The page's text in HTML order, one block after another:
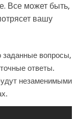
Все может быть,
вашу
вопросы,
ответы.
незаменимыми